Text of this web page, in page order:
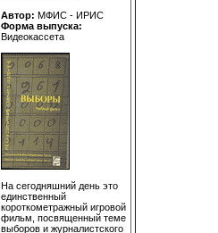
Автор: МФИС - ИРИС
Форма выпуска:
Видеокассета
На сегодняшний день это
единственный
короткометражный игровой
фильм, посвященный теме
выборов и журналистского